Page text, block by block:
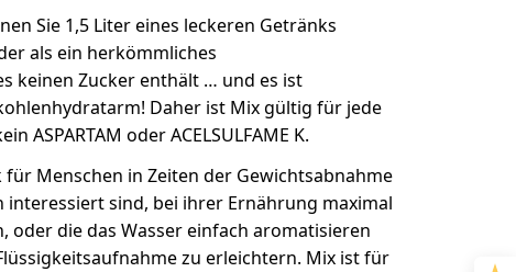
Sie 1,5 Liter eines leckeren Getränks
als ein herkömmliches
keinen Zucker enthält … und es ist
Daher ist Mix gültig für jede
ASPARTAM oder ACELSULFAME K.
für Menschen in Zeiten der Gewichtsabnahme
interessiert sind, bei ihrer Ernährung maximal
oder die das Wasser einfach aromatisieren
zu erleichtern. Mix ist für